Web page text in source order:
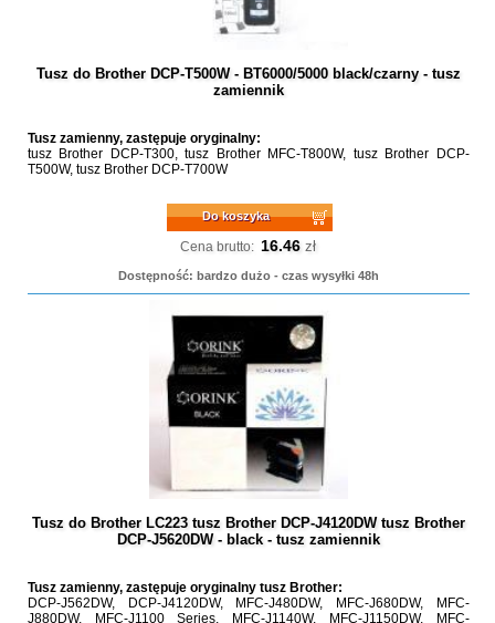
Tusz do Brother DCP-T500W - BT6000/5000 black/czarny - tusz
zamiennik
Tusz zamienny, zastępuje oryginalny:
tusz Brother DCP-T300, tusz Brother MFC-T800W, tusz Brother DCP-
T500W, tusz Brother DCP-T700W
Do koszyka
Cena brutto: 16.46 zł
Dostępność: bardzo dużo - czas wysyłki 48h
Tusz do Brother LC223 tusz Brother DCP-J4120DW tusz Brother
DCP-J5620DW - black - tusz zamiennik
Tusz zamienny, zastępuje oryginalny tusz Brother:
DCP-J562DW, DCP-J4120DW, MFC-J480DW, MFC-J680DW, MFC-
J880DW, MFC-J1100 Series, MFC-J1140W, MFC-J1150DW, MFC-